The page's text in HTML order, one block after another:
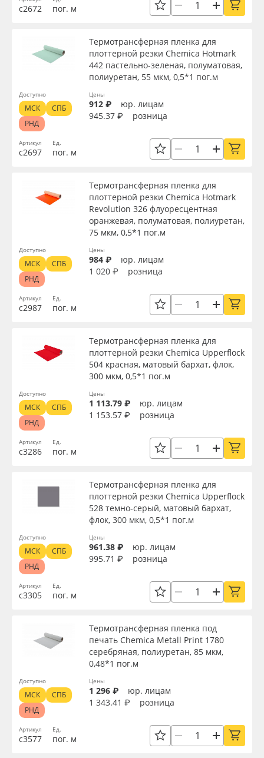
с2672 пог. м
Артикул
с2697
Термотрансферная пленка для
плоттерной резки Chemica Hotmark
442 пастельно-зеленая, полуматовая,
полиуретан, 55 мкм, 0,5*1 пог.м
Ед.
пог. м
Цены
912 ₽
юр. лицам
945.37 ₽
розница
Доступно
МСК
СПБ
РНД
Артикул
с2987
Термотрансферная пленка для
плоттерной резки Chemica Hotmark
Revolution 326 флуоресцентная
оранжевая, полуматовая, полиуретан,
75 мкм, 0,5*1 пог.м
Ед.
пог. м
Цены
984 ₽
юр. лицам
1 020 ₽
розница
Доступно
МСК
СПБ
РНД
Артикул
с3286
Термотрансферная пленка для
плоттерной резки Chemica Upperflock
504 красная, матовый бархат, флок,
300 мкм, 0,5*1 пог.м
Ед.
пог. м
Цены
1 113.79 ₽
юр. лицам
1 153.57 ₽
розница
Доступно
МСК
СПБ
РНД
Артикул
с3305
Термотрансферная пленка для
плоттерной резки Chemica Upperflock
528 темно-серый, матовый бархат,
флок, 300 мкм, 0,5*1 пог.м
Ед.
пог. м
Цены
961.38 ₽
юр. лицам
995.71 ₽
розница
Доступно
МСК
СПБ
РНД
Артикул
с3577
Термотрансферная пленка под
печать Chemica Metall Print 1780
серебряная, полиуретан, 85 мкм,
0,48*1 пог.м
Ед.
пог. м
Цены
1 296 ₽
юр. лицам
1 343.41 ₽
розница
Доступно
МСК
СПБ
РНД